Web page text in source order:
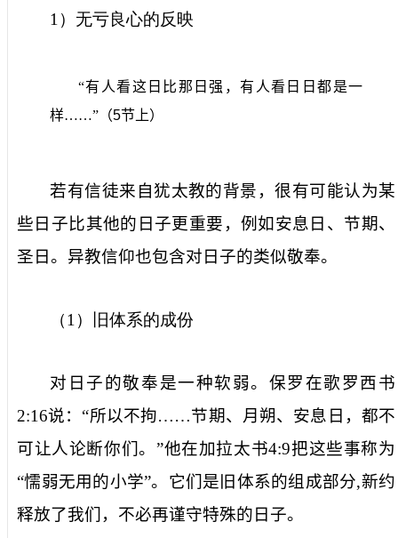
1 ）无亏良心的反映
“有人看这日比那日强，有人看日日都是一
样……”（5节上）
若有信徒来自犹太教的背景，很有可能认为某
些日子比其他的日子更重要，例如安息日、节期、
圣日。异教信仰也包含对日子的类似敬奉。
（1 ）旧体系的成份
对日子的敬奉是一种软弱。保罗在歌罗西书
2:16说：“所以不拘……节期、月朔、安息日，都不
可让人论断你们。”他在加拉太书4:9把这些事称为
“懦弱无用的小学”。它们是旧体系的组成部分,新约
释放了我们，不必再谨守特殊的日子。